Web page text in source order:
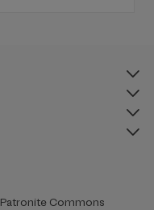
Patronite Commons